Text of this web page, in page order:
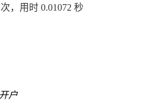
，用时 0.01072 秒
户